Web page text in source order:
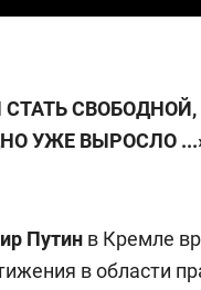
УЖЕ ВЫРОСЛО
Путин в Кремле
в области